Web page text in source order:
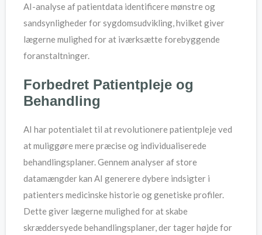
AI-analyse af patientdata identificere mønstre og
sandsynligheder for sygdomsudvikling, hvilket giver
lægerne mulighed for at iværksætte forebyggende
foranstaltninger.
Forbedret Patientpleje og
Behandling
AI har potentialet til at revolutionere patientpleje ved
at muliggøre mere præcise og individualiserede
behandlingsplaner. Gennem analyser af store
datamængder kan AI generere dybere indsigter i
patienters medicinske historie og genetiske profiler.
Dette giver lægerne mulighed for at skabe
skræddersyede behandlingsplaner, der tager højde for